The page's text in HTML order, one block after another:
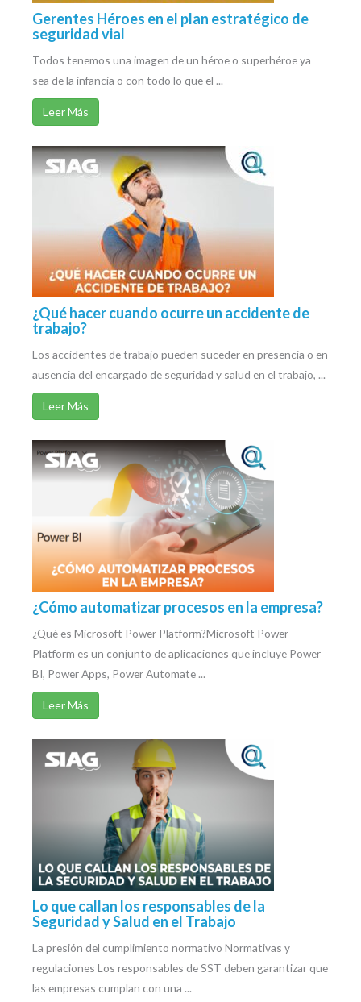
Gerentes Héroes en el plan estratégico de
seguridad vial
Todos tenemos una imagen de un héroe o superhéroe ya
sea de la infancia o con todo lo que el ...
Leer Más
¿Qué hacer cuando ocurre un accidente de
trabajo?
Los accidentes de trabajo pueden suceder en presencia o en
ausencia del encargado de seguridad y salud en el trabajo, ...
Leer Más
¿Cómo automatizar procesos en la empresa?
¿Qué es Microsoft Power Platform?Microsoft Power
Platform es un conjunto de aplicaciones que incluye Power
BI, Power Apps, Power Automate ...
Leer Más
Lo que callan los responsables de la
Seguridad y Salud en el Trabajo
La presión del cumplimiento normativo Normativas y
regulaciones Los responsables de SST deben garantizar que
las empresas cumplan con una ...